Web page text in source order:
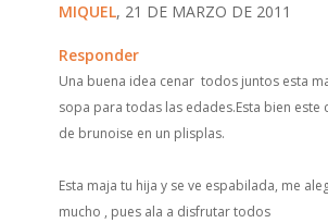
MIQUEL, 21 DE MARZO DE 2011
Responder
Una buena idea cenar todos juntos esta
sopa para todas las edades.Esta bien este
de brunoise en un plisplas.
Esta maja tu hija y se ve espabilada, me
mucho , pues ala a disfrutar todos